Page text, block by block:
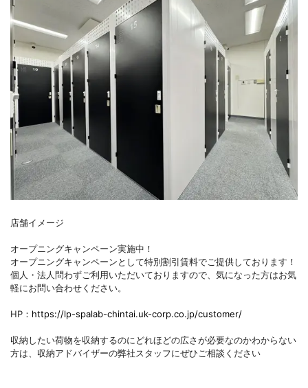
店舗イメージ
オープニングキャンペーン実施中！
オープニングキャンペーンとして特別割引賃料でご提供しております！
個人・法人問わずご利用いただいておりますので、気になった方はお気
軽にお問い合わせください。
HP： https://lp-spalab-chintai.uk-corp.co.jp/customer/
収納したい荷物を収納するのにどれほどの広さが必要なのかわからない
方は、収納アドバイザーの弊社スタッフにぜひご相談ください